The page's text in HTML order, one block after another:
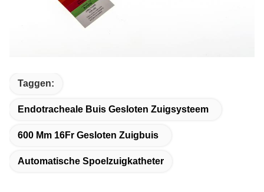
Taggen:
Endotracheale Buis Gesloten Zuigsysteem
600 Mm 16Fr Gesloten Zuigbuis
Automatische Spoelzuigkatheter